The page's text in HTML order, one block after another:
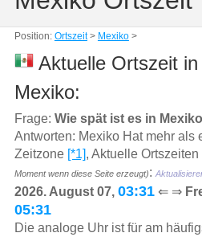
Position: Ortszeit> Mexiko>
Aktuelle Ortszeit in
Mexiko:
Frage: Wie spät ist es in
Antworten: Mexiko Hat mehr als
Zeitzone [*1], Aktuelle
Moment wenn diese Seite erzeugt):
2026. August 07, 03:31 ⇐ ⇒
05:31
Die analoge Uhr ist für am